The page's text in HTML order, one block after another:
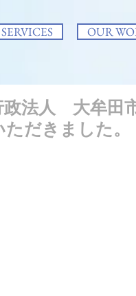
SERVICES OUR
法人 大牟田
ただきました。